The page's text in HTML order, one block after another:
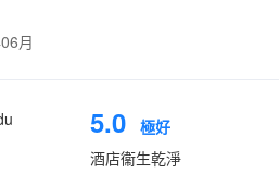
月
5.0 極好
酒店衞生乾淨